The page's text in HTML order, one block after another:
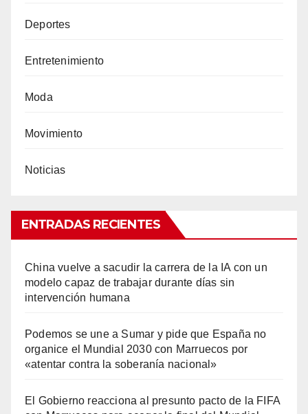
Deportes
Entretenimiento
Moda
Movimiento
Noticias
ENTRADAS RECIENTES
China vuelve a sacudir la carrera de la IA con un
modelo capaz de trabajar durante días sin
intervención humana
Podemos se une a Sumar y pide que España no
organice el Mundial 2030 con Marruecos por
«atentar contra la soberanía nacional»
El Gobierno reacciona al presunto pacto de la FIFA